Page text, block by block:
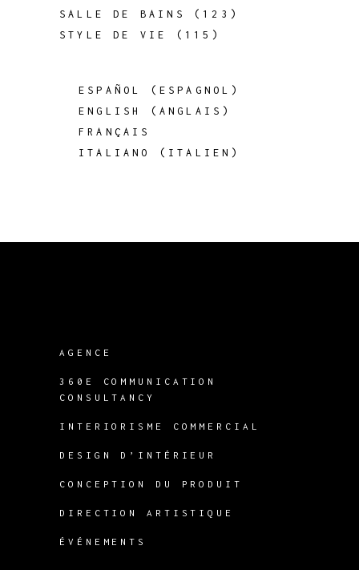
SALLE DE BAINS
(123)
STYLE DE VIE
(115)
ESPAÑOL ( ESPAGNOL )
ENGLISH
( ANGLAIS )
FRANÇAIS
ITALIANO
( ITALIEN )
AGENCE
360E COMMUNICATION
CONSULTANCY
INTERIORISME COMMERCIAL
DESIGN D’INTÉRIEUR
CONCEPTION DU PRODUIT
DIRECTION ARTISTIQUE
ÉVÉNEMENTS